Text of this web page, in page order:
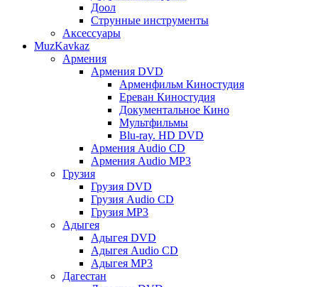
Доол
Струнные инструменты
Аксессуары
MuzKavkaz
Армения
Армения DVD
Арменфильм Киностудия
Ереван Киностудия
Документальное Кино
Мультфильмы
Blu-ray. HD DVD
Армения Audio CD
Армения Audio MP3
Грузия
Грузия DVD
Грузия Audio CD
Грузия MP3
Адыгея
Адыгея DVD
Адыгея Audio CD
Адыгея MP3
Дагестан